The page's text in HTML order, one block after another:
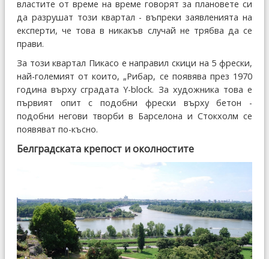
властите от време на време говорят за плановете си
да разрушат този квартал - въпреки заявленията на
експерти, че това в никакъв случай не трябва да се
прави.
За този квартал Пикасо е направил скици на 5 фрески,
най-големият от които, „Рибар, се появява през 1970
година върху сградата Y-block. За художника това е
първият опит с подобни фрески върху бетон -
подобни негови творби в Барселона и Стокхолм се
появяват по-късно.
Белградската крепост и околностите